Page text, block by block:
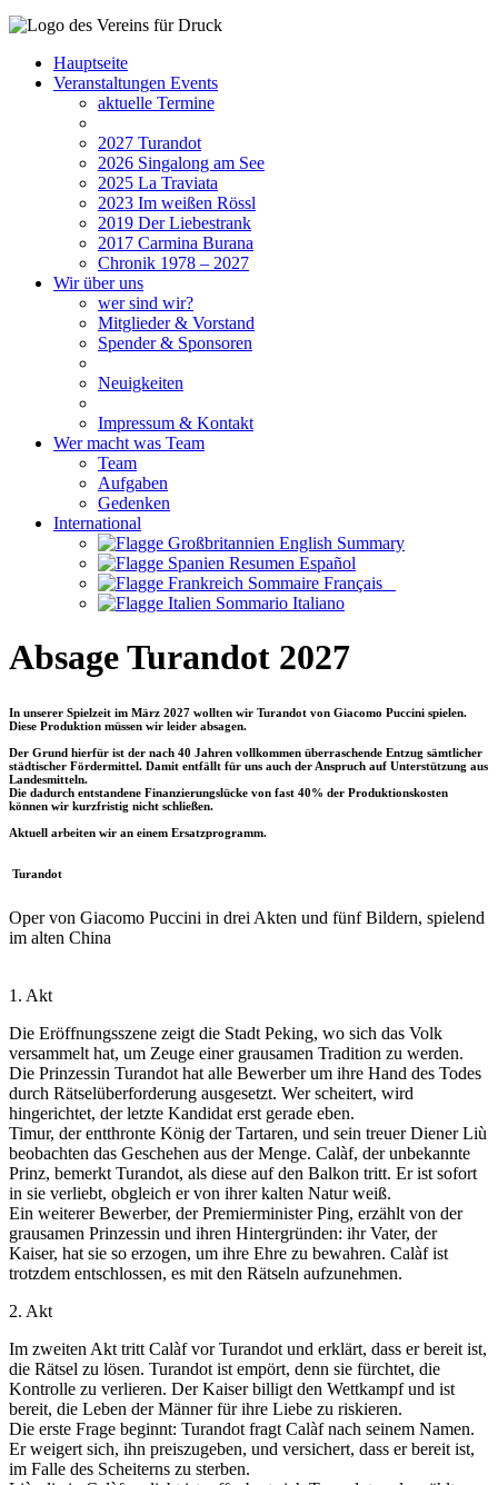
Hauptseite
Veranstaltungen Events
aktuelle Termine
2027 Turandot
2026 Singalong am See
2025 La Traviata
2023 Im weißen Rössl
2019 Der Liebestrank
2017 Carmina Burana
Chronik 1978 – 2027
Wirüber uns
wer sind wir?
Mitglieder & Vorstand
Spender & Sponsoren
Neuigkeiten
Impressum & Kontakt
Wer macht was Team
Team
Aufgaben
Gedenken
International
English Summary
Resumen Español
Sommaire Français
Sommario Italiano
Absage Turandot 2027
In unserer Spielzeit im März 2027 wollten wir Turandot von Giacomo Puccini spielen.
Diese Produktion müssen wir leider absagen.
Der Grund hierfür ist der nach 40 Jahren vollkommen überraschende Entzug sämtlicher
städtischer Fördermittel. Damit entfällt für uns auch der Anspruch auf Unterstützung aus
Landesmitteln.
Die dadurch entstandene Finanzierungslücke von fast 40% der Produktionskosten
können wir kurzfristig nicht schließen.
Aktuell arbeiten wir an einem Ersatzprogramm.
Turandot
Oper von Giacomo Puccini in drei Akten und fünf Bildern, spielend
im alten China
1. Akt
Die Eröffnungsszene zeigt die Stadt Peking, wo sich das Volk
versammelt hat, um Zeuge einer grausamen Tradition zu werden.
Die Prinzessin Turandot hat alle Bewerber um ihre Hand des Todes
durch Rätselüberforderung ausgesetzt. Wer scheitert, wird
hingerichtet, der letzte Kandidat erst gerade eben.
Timur, der entthronte König der Tartaren, und sein treuer Diener Liù
beobachten das Geschehen aus der Menge. Calàf, der unbekannte
Prinz, bemerkt Turandot, als diese auf den Balkon tritt. Er ist sofort
in sie verliebt, obgleich er von ihrer kalten Natur weiß.
Ein weiterer Bewerber, der Premierminister Ping, erzählt von der
grausamen Prinzessin und ihren Hintergründen: ihr Vater, der
Kaiser, hat sie so erzogen, um ihre Ehre zu bewahren. Calàf ist
trotzdem entschlossen, es mit den Rätseln aufzunehmen.
2. Akt
Im zweiten Akt tritt Calàf vor Turandot und erklärt, dass er bereit ist,
die Rätsel zu lösen. Turandot ist empört, denn sie fürchtet, die
Kontrolle zu verlieren. Der Kaiser billigt den Wettkampf und ist
bereit, die Leben der Männer für ihre Liebe zu riskieren.
Die erste Frage beginnt: Turandot fragt Calàf nach seinem Namen.
Er weigert sich, ihn preiszugeben, und versichert, dass er bereit ist,
im Falle des Scheiterns zu sterben.